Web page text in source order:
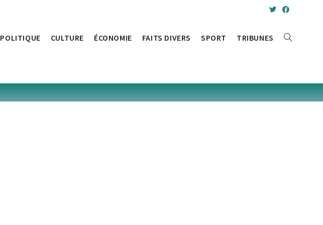
POLITIQUE CULTURE ÉCONOMIE FAITS DIVERS SPORT TRIBUNES TOGGLE